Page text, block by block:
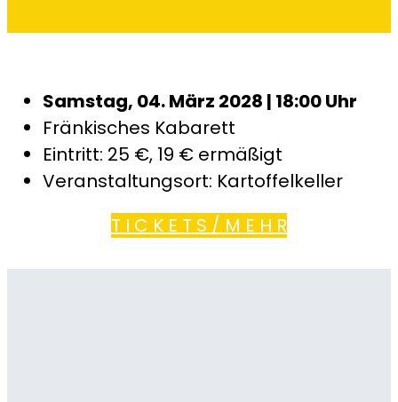
Samstag, 04. März 2028 | 18:00 Uhr
Fränkisches Kabarett
Eintritt: 25 €, 19 € ermäßigt
Veranstaltungsort: Kartoffelkeller
T I C K E T S / M E H R